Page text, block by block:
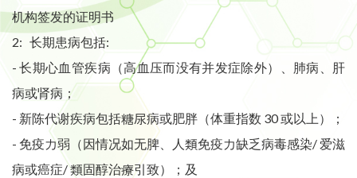
机构签发的证明书
2: 长期患病包括:
- 长期心血管疾病（高血压而没有并发症除外）、肺病、肝
病或肾病；
- 新陈代谢疾病包括糖尿病或肥胖（体重指数 30 或以上）；
- 免疫力弱（因情况如无脾、人類免疫力缺乏病毒感染/ 爱滋
病或癌症/ 類固醇治療引致）；及